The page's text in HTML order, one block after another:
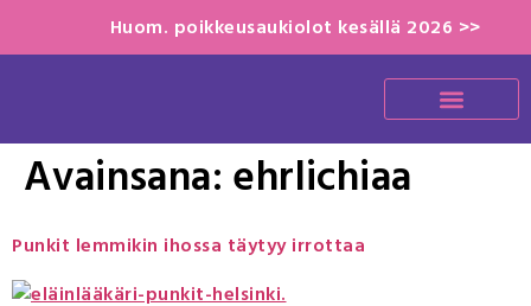
Huom. poikkeusaukiolot kesällä 2026 >>
Avainsana:ehrlichiaa
Punkit lemmikin ihossa täytyy irrottaa